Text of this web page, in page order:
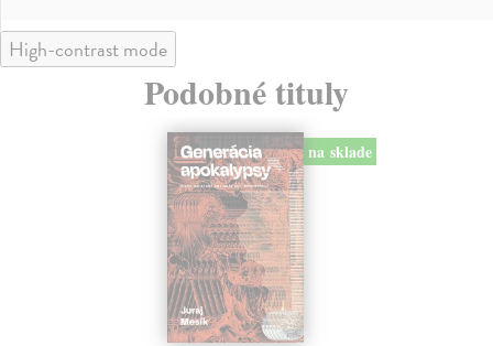
High-contrast mode
Podobné tituly
na sklade